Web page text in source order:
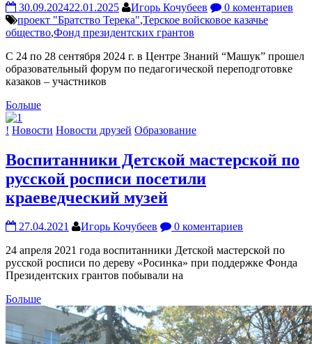
30.09.202422.01.2025 Игорь Кочубеев
0 коментариев
проект "Братство Терека",Терское войсковое казачье
общество,Фонд президентских грантов
С 24 по 28 сентября 2024 г. в Центре Знаний “Машук” прошел
образовательный форум по педагогической переподготовке
казаков – участников
Больше
! Новости Новости друзей Образование
Воспитанники Детской мастерской по
русской росписи посетили
краеведческий музей
27.04.2021 Игорь Кочубеев
0 коментариев
24 апреля 2021 года воспитанники Детской мастерской по
русской росписи по дереву «Росинка» при поддержке Фонда
Президентских грантов побывали на
Больше